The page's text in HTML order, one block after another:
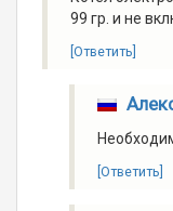
99 гр. и не
[Ответить]
[Ответить]